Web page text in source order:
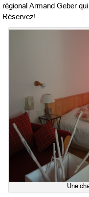
régional Armand Geber
Réservez!
Une